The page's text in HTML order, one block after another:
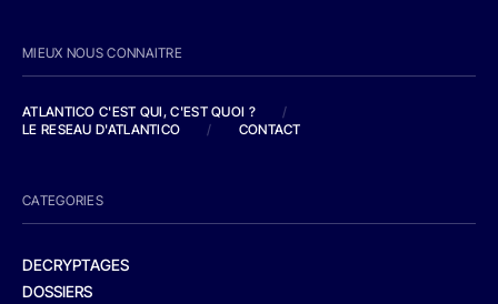
MIEUX NOUS CONNAITRE
ATLANTICO C'EST QUI, C'EST QUOI ?
/
LE RESEAU D'ATLANTICO
/ CONTACT
CATEGORIES
DECRYPTAGES
DOSSIERS